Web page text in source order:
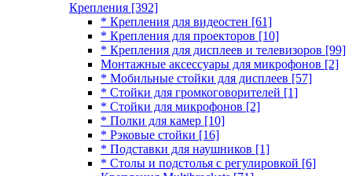
Крепления [392]
* Крепления для видеостен [61]
* Крепления для проекторов [10]
* Крепления для дисплеев и телевизоров [99]
Монтажные аксессуары для микрофонов [2]
* Мобильные стойки для дисплеев [57]
* Стойки для громкоговорителей [1]
* Стойки для микрофонов [2]
* Полки для камер [10]
* Рэковые стойки [16]
* Подставки для наушников [1]
* Столы и подстолья с регулировкой [6]